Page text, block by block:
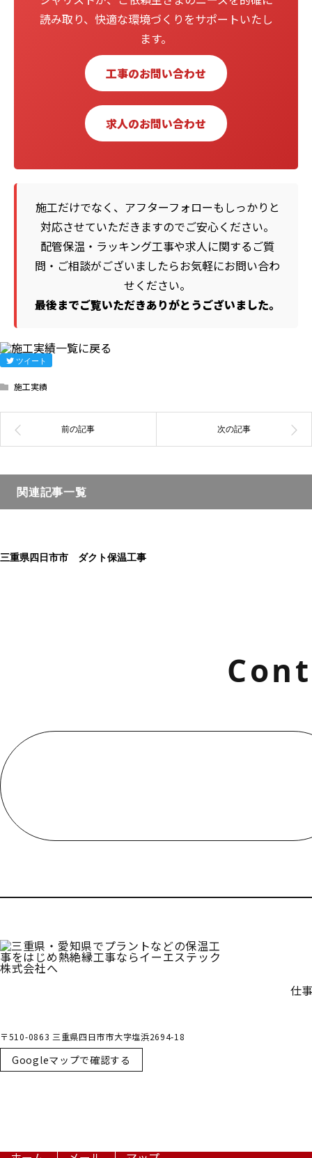
読み取り、快適な環境づくりをサポートいたし
ます。
工事のお問い合わせ
求人のお問い合わせ
施工だけでなく、アフターフォローもしっかりと
対応させていただきますのでご安心ください。
配管保温・ラッキング工事や求人に関するご質
問・ご相談がございましたらお気軽にお問い合わ
せください。
最後までご覧いただきありがとうございました。
ツイート
施工実績
関連記事一覧
三重県四日市市 ダクト保温工事
仕
〒510-0863 三重県四日市市大字塩浜2694-18
Googleマップで確認する